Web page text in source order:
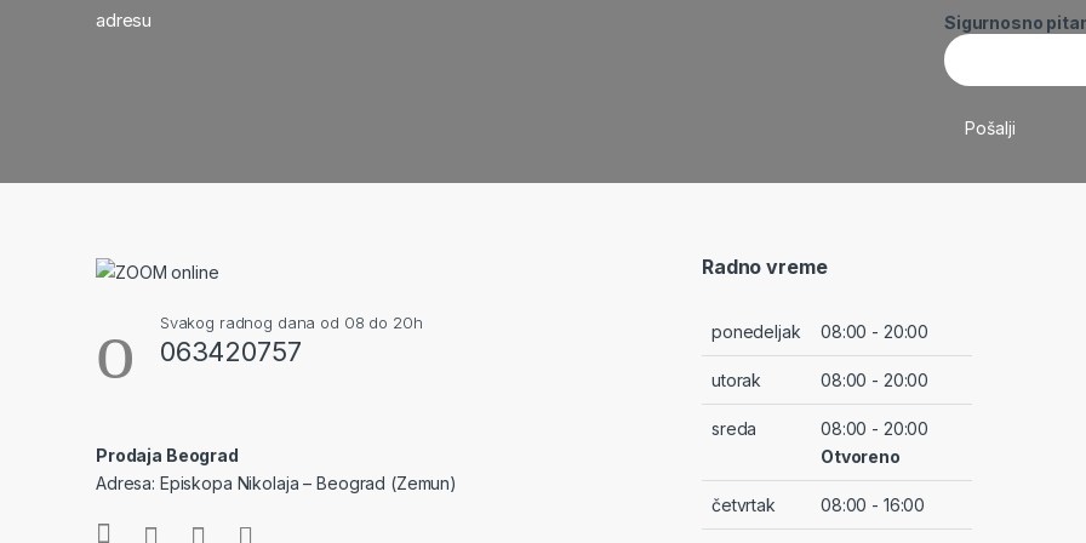
adresu
Sigurnosno
Svakog radnog dana od 08 do 20h
063420757
Prodaja Beograd
Adresa: Episkopa Nikolaja – Beograd (Zemun)
Radno vreme
ponedeljak 08:00 - 20:00
utorak 08:00 - 20:00
sreda
08:00 - 20:00
Otvoreno
četvrtak 08:00 - 16:00